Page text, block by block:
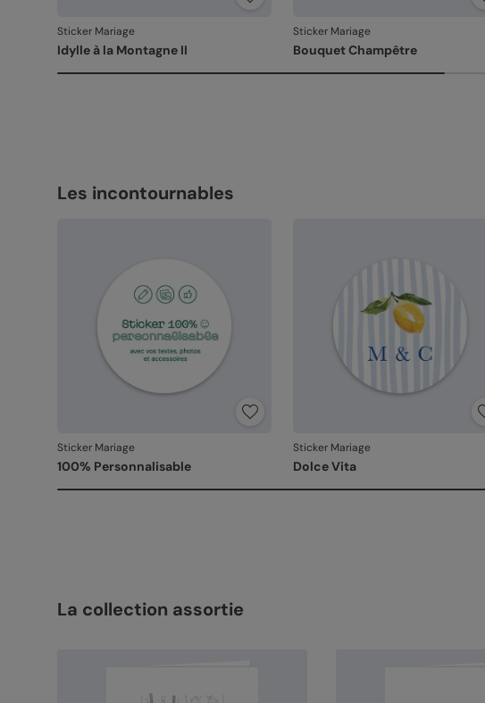
Sticker Mariage
Idylle à la Montagne II
Sticker Mariage
Bouquet Champêtre
Les incontournables
Sticker Mariage
100% Personnalisable
Sticker Mariage
Dolce Vita
La collection assortie